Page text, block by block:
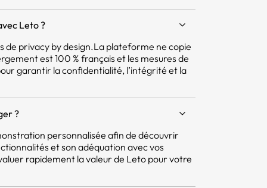
Leto ?
de privacy by design.La plateforme ne copie
est 100 % français et les mesures de
garantir la confidentialité, l’intégrité et la
?
personnalisée afin de découvrir
et son adéquation avec vos
rapidement la valeur de Leto pour votre